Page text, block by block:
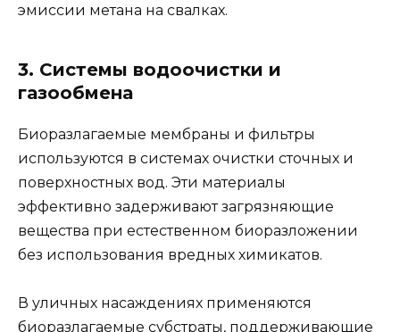
эмиссии метана на свалках.
3. Системы водоочистки и
газообмена
Биоразлагаемые мембраны и фильтры
используются в системах очистки сточных и
поверхностных вод. Эти материалы
эффективно задерживают загрязняющие
вещества при естественном биоразложении
без использования вредных химикатов.
В уличных насаждениях применяются
биоразлагаемые субстраты, поддерживающие